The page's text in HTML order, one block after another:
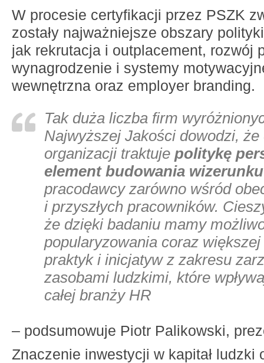
W procesie certyfikacji przez PSZK
zostały najważniejsze obszary
jak rekrutacja i outplacement, rozwój
wynagrodzenie i systemy
wewnętrzna oraz employer branding.
Tak duża liczba firm
Najwyższej Jakości dowodzi,
organizacji traktuje politykę
element budowania wizerunku
pracodawcy zarówno wśród
i przyszłych pracowników.
że dzięki badaniu mamy
popularyzowania coraz
praktyk i inicjatyw z zakresu
zasobami ludzkimi, które
całej branży HR
– podsumowuje Piotr Palikowski,
Znaczenie inwestycji w kapitał ludzki